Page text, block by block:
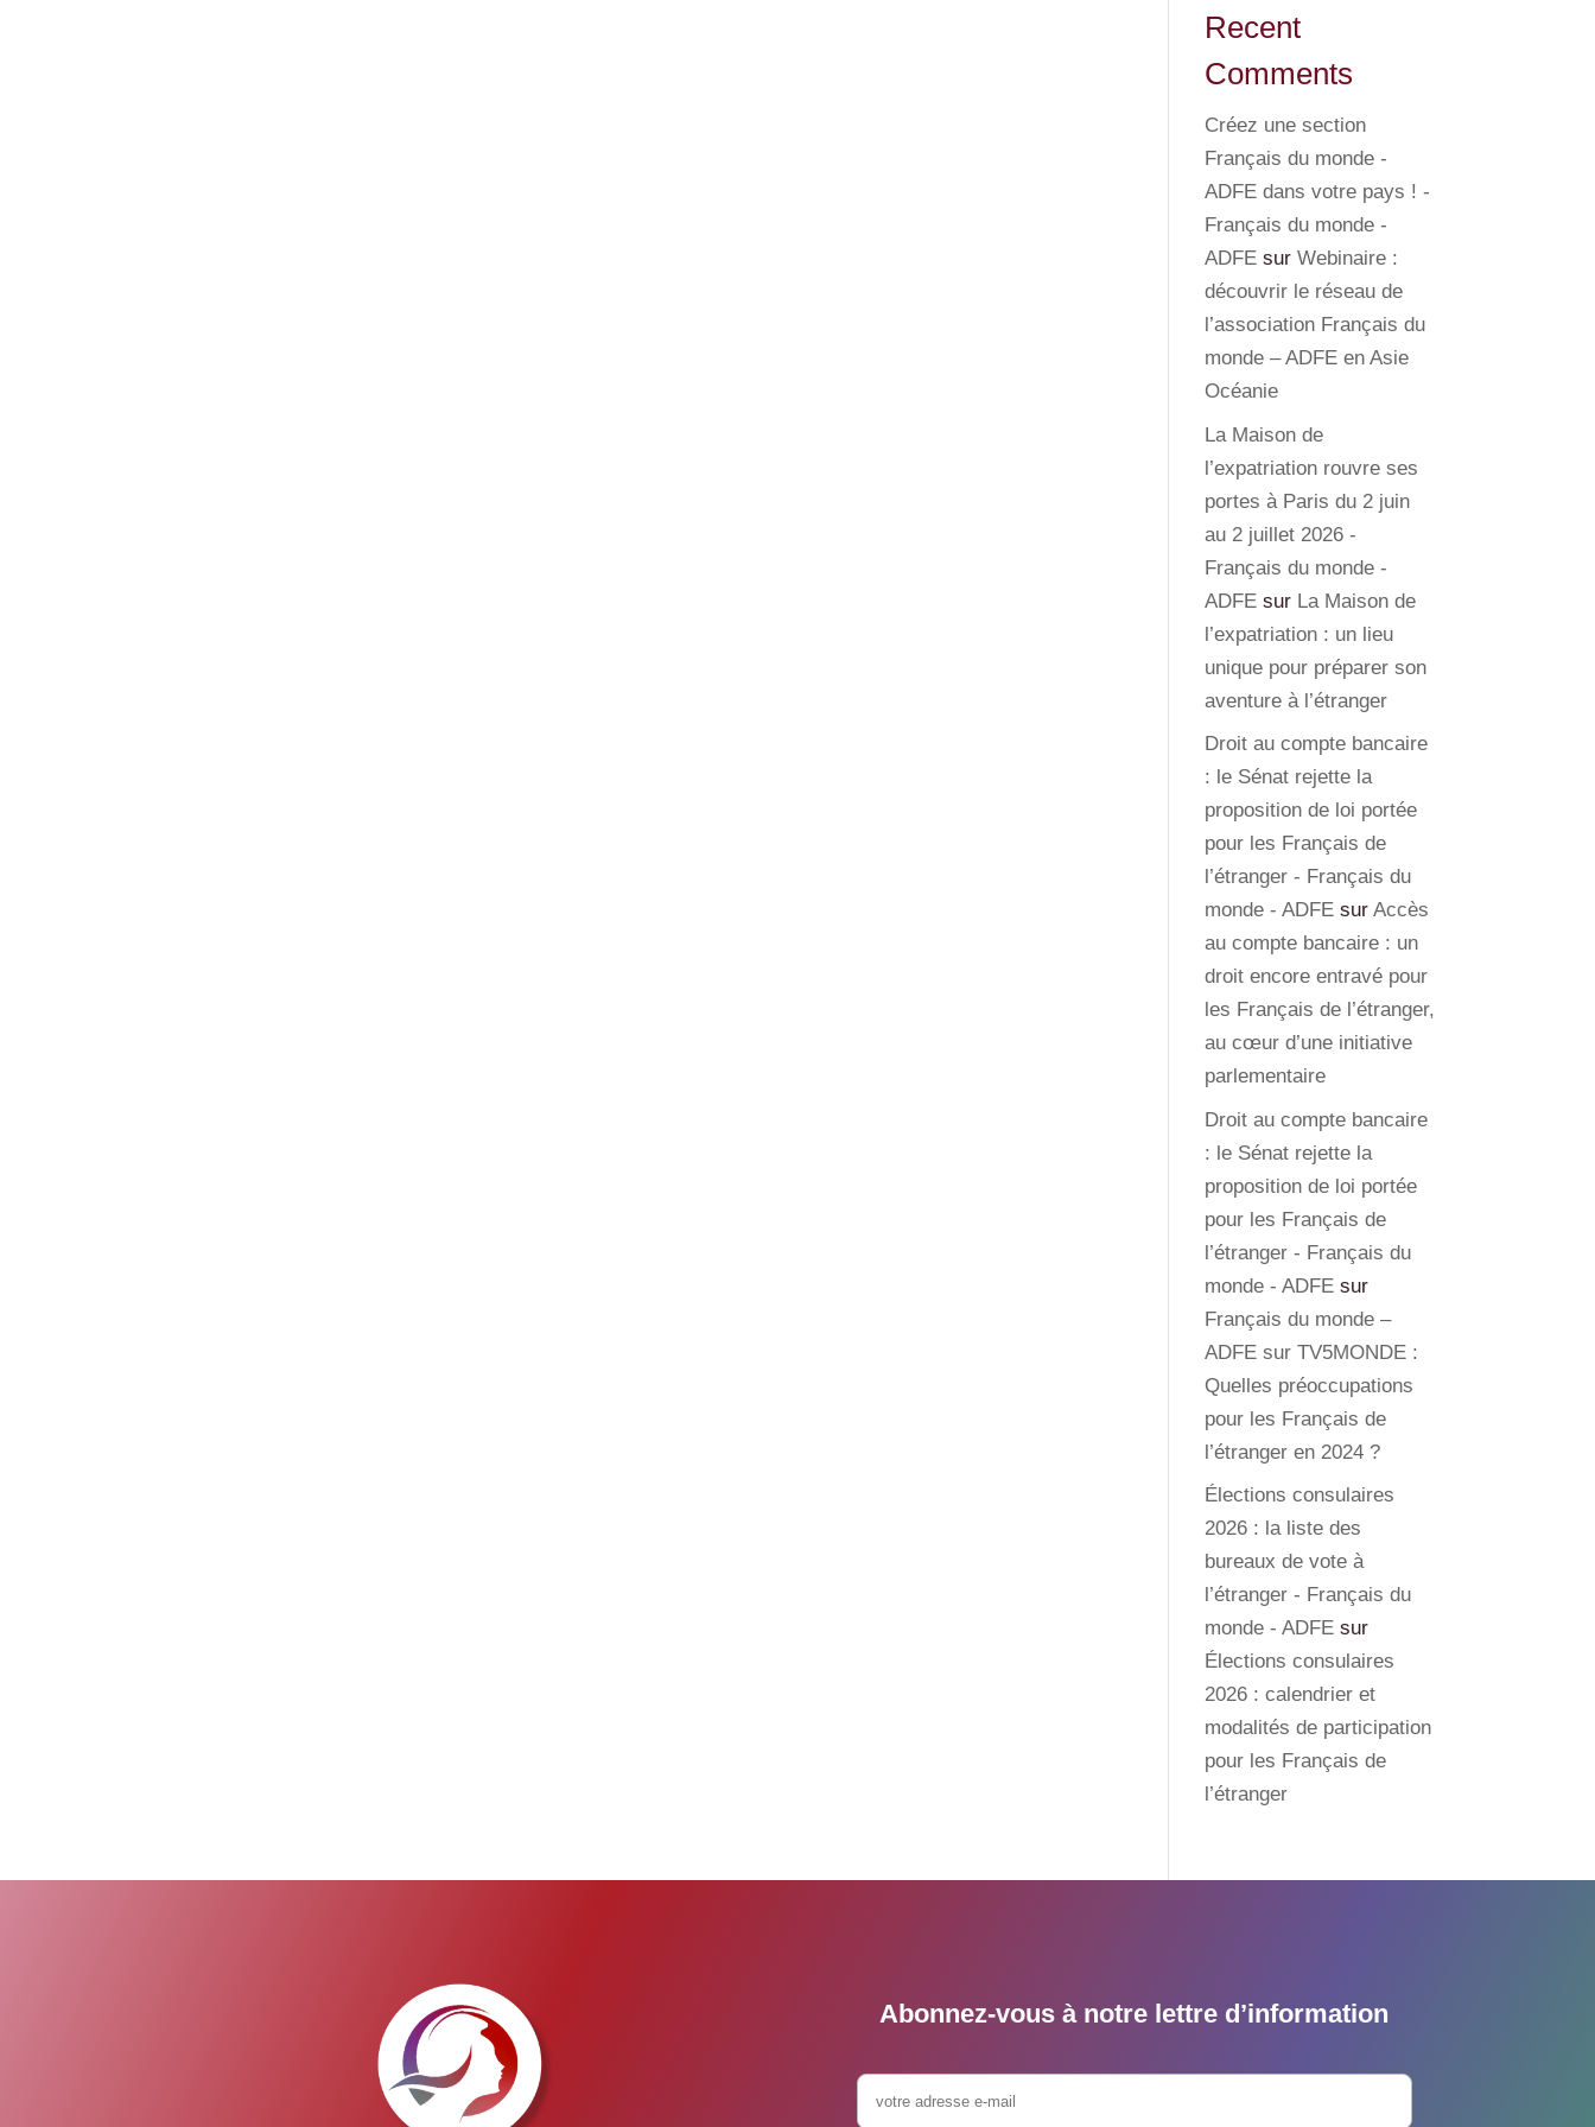
Recent
Comments
Créez une section
Français du monde -
ADFE dans votre pays ! -
Français du monde -
ADFE surWebinaire :
découvrir le réseau de
l’association Français du
monde – ADFE en Asie
Océanie
La Maison de
l’expatriation rouvre ses
portes à Paris du 2 juin
au 2 juillet 2026 -
Français du monde -
ADFE sur La Maison de
l’expatriation : un lieu
unique pour préparer son
aventure à l’étranger
Droit au compte bancaire
: le Sénat rejette la
proposition de loi portée
pour les Français de
l’étranger - Français du
monde - ADFE surAccès
au compte bancaire : un
droit encore entravé pour
les Français de l’étranger,
au cœur d’une initiative
parlementaire
Droit au compte bancaire
: le Sénat rejette la
proposition de loi portée
pour les Français de
l’étranger - Français du
monde - ADFE sur
Français du monde –
ADFE sur TV5MONDE :
Quelles préoccupations
pour les Français de
l’étranger en 2024 ?
Élections consulaires
2026 : la liste des
bureaux de vote à
l’étranger - Français du
monde - ADFE sur
Élections consulaires
2026 : calendrier et
modalités de participation
pour les Français de
l’étranger
Abonnez-vous à notre lettre d’information